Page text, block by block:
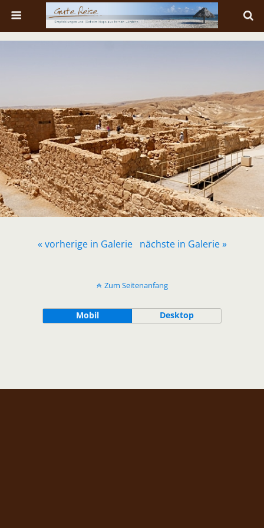
« vorherige in Galerie nächste in Galerie »
Zum Seitenanfang
Mobil Desktop